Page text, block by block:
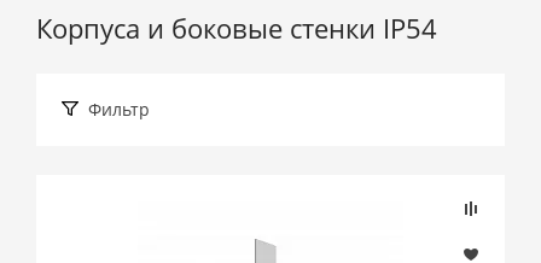
Корпуса и боковые стенки IP54
Фильтр